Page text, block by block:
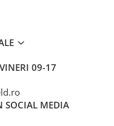
09-17
SOCIAL MEDIA